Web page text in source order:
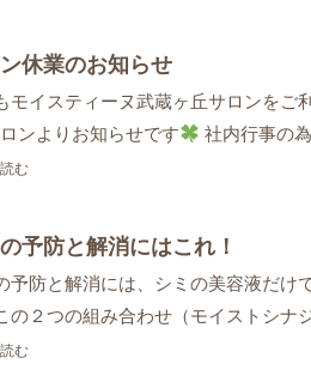
休業のお知らせ
モイスティーヌ武蔵ヶ丘サロンをご
ンよりお知らせです
社内行事の
む
予防と解消にはこれ！
予防と解消には、シミの美容液だけ
の２つの組み合わせ（モイストシナ
む